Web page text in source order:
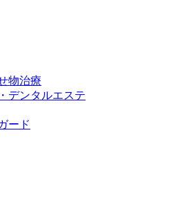
物治療
デンタルエステ
ード